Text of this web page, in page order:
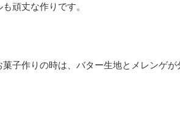
頑丈な作りです。
子作りの時は、バター生地とメレンゲが